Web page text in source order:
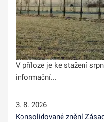
V příloze je ke stažení
informační...
3. 8. 2026
Konsolidované znění